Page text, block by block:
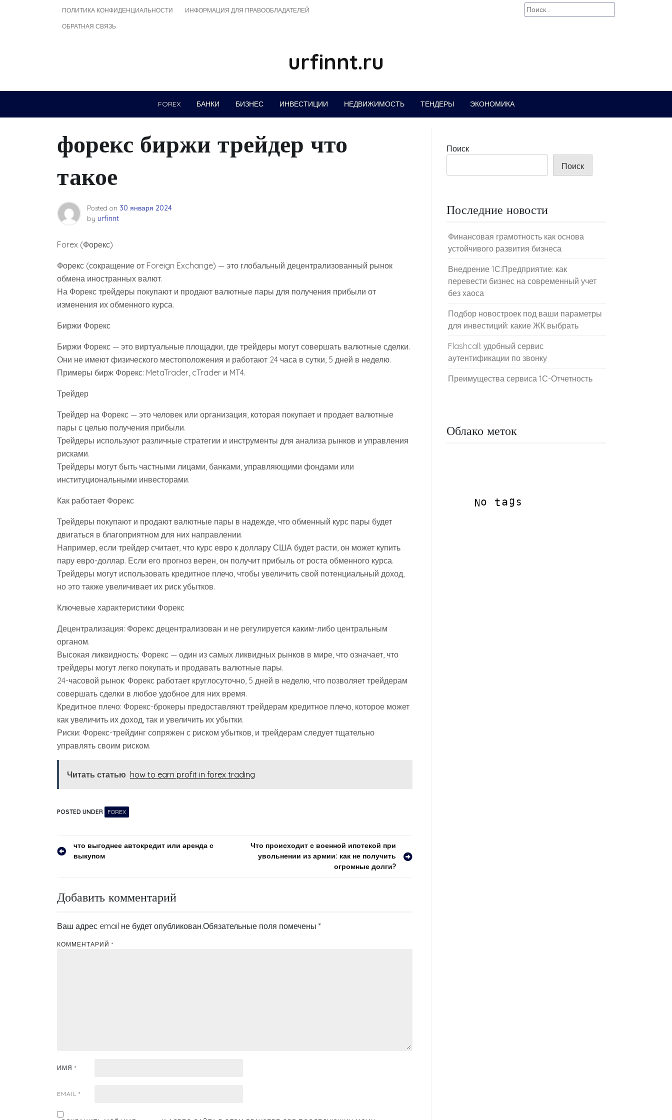
ПОЛИТИКА КОНФИДЕНЦИАЛЬНОСТИ ИНФОРМАЦИЯ ДЛЯ ПРАВООБЛАДАТЕЛЕЙ
ОБРАТНАЯ СВЯЗЬ
Найти:
urfinnt.ru
FOREX БАНКИ БИЗНЕС ИНВЕСТИЦИИ НЕДВИЖИМОСТЬ ТЕНДЕРЫ ЭКОНОМИКА
форекс биржи трейдер что
такое
Posted on 30 января 2024
by urfinnt
Forex (Форекс)
Форекс (сокращение от Foreign Exchange) — это глобальный децентрализованный рынок
обмена иностранных валют.
На Форекс трейдеры покупают и продают валютные пары для получения прибыли от
изменения их обменного курса.
Биржи Форекс
Биржи Форекс — это виртуальные площадки, где трейдеры могут совершать валютные сделки.
Они не имеют физического местоположения и работают 24 часа в сутки, 5 дней в неделю.
Примеры бирж Форекс: MetaTrader, cTrader и MT4.
Трейдер
Трейдер на Форекс — это человек или организация, которая покупает и продает валютные
пары с целью получения прибыли.
Трейдеры используют различные стратегии и инструменты для анализа рынков и управления
рисками.
Трейдеры могут быть частными лицами, банками, управляющими фондами или
институциональными инвесторами.
Как работает Форекс
Трейдеры покупают и продают валютные пары в надежде, что обменный курс пары будет
двигаться в благоприятном для них направлении.
Например, если трейдер считает, что курс евро к доллару США будет расти, он может купить
пару евро-доллар. Если его прогноз верен, он получит прибыль от роста обменного курса.
Трейдеры могут использовать кредитное плечо, чтобы увеличить свой потенциальный доход,
но это также увеличивает их риск убытков.
Ключевые характеристики Форекс
Децентрализация: Форекс децентрализован и не регулируется каким-либо центральным
органом.
Высокая ликвидность: Форекс — один из самых ликвидных рынков в мире, что означает, что
трейдеры могут легко покупать и продавать валютные пары.
24-часовой рынок: Форекс работает круглосуточно, 5 дней в неделю, что позволяет трейдерам
совершать сделки в любое удобное для них время.
Кредитное плечо: Форекс-брокеры предоставляют трейдерам кредитное плечо, которое может
как увеличить их доход, так и увеличить их убытки.
Риски: Форекс-трейдинг сопряжен с риском убытков, и трейдерам следует тщательно
управлять своим риском.
Читать статью how to earn profit in forex trading
POSTED UNDER FOREX
Навигация
записям
что выгоднее автокредит или аренда с
выкупом
Что происходит с военной ипотекой при
увольнении из армии: как не получить
огромные долги?
Добавить комментарий
Ваш адрес email не будет опубликован.Обязательные поля помечены *
КОММЕНТАРИЙ *
ИМЯ *
EMAIL *
Поиск
Поиск
Последние новости
Финансовая грамотность как основа
устойчивого развития бизнеса
Внедрение 1С:Предприятие: как
перевести бизнес на современный учет
без хаоса
Подбор новостроек под ваши параметры
для инвестиций: какие ЖК выбрать
Flashcall: удобный сервис
аутентификации по звонку
Преимущества сервиса 1С-Отчетность
Облако меток